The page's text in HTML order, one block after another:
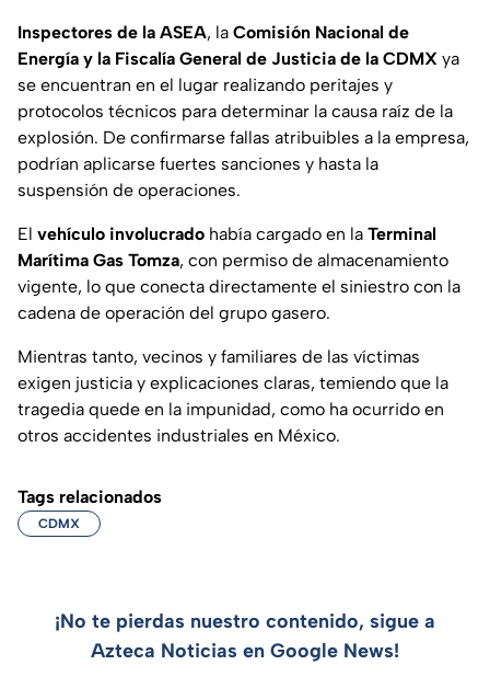
Inspectores de la ASEA, la Comisión Nacional de
Energía y la Fiscalía General de Justicia de la CDMX ya
se encuentran en el lugar realizando peritajes y
protocolos técnicos para determinar la causa raíz de la
explosión. De confirmarse fallas atribuibles a la empresa,
podrían aplicarse fuertes sanciones y hasta la
suspensión de operaciones.
El vehículo involucrado había cargado en la Terminal
Marítima Gas Tomza, con permiso de almacenamiento
vigente, lo que conecta directamente el siniestro con la
cadena de operación del grupo gasero.
Mientras tanto, vecinos y familiares de las víctimas
exigen justicia y explicaciones claras, temiendo que la
tragedia quede en la impunidad, como ha ocurrido en
otros accidentes industriales en México.
Tags relacionados
CDMX
¡No te pierdas nuestro contenido, sigue a
Azteca Noticias en Google News!